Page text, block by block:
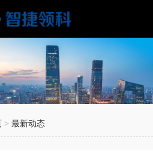
全球癌症病
>最新动态